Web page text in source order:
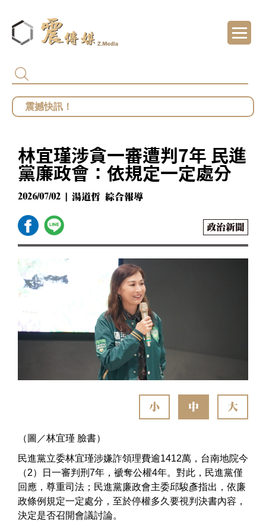
鄭麗文勝選國民黨主席 王鴻薇曝首要任務：
林宜瑾涉貪一審遭判7年 民進
黨廉政會：依規定一定處分
2026/07/02 | 湯道哲 綜合報導
政治新聞
小 中 大
（圖／林宜瑾 臉書）
民進黨立委林宜瑾涉嫌詐領理費逾1412萬，台南地院今
（2）日一審判刑7年，褫奪公權4年。對此，民進黨僅
回應，尊重司法；民進黨廉政會主委邱駿彥指出，依廉
政條例規定一定處分，至於停權多久要視判決書內容，
決定是否召開會議討論。